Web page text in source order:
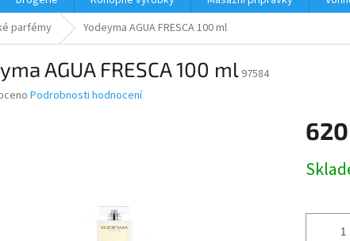
parfémy Yodeyma AGUA FRESCA 100 ml
AGUA FRESCA 100 ml 97584
Podrobnosti hodnocení
cena: